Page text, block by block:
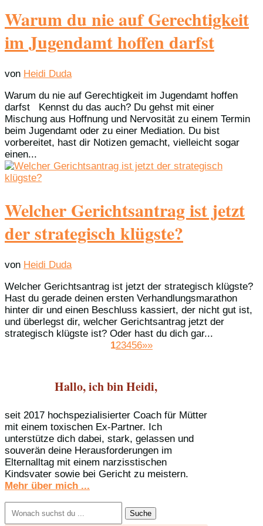
Warum du nie auf Gerechtigkeit
im Jugendamt hoffen darfst
von Heidi Duda
Warum du nie auf Gerechtigkeit im Jugendamt hoffen
darfst Kennst du das auch? Du gehst mit einer
Mischung aus Hoffnung und Nervosität zu einem Termin
beim Jugendamt oder zu einer Mediation. Du bist
vorbereitet, hast dir Notizen gemacht, vielleicht sogar
einen...
Welcher Gerichtsantrag ist jetzt
der strategisch klügste?
von Heidi Duda
Welcher Gerichtsantrag ist jetzt der strategisch klügste?
Hast du gerade deinen ersten Verhandlungsmarathon
hinter dir und einen Beschluss kassiert, der nicht gut ist,
und überlegst dir, welcher Gerichtsantrag jetzt der
strategisch klügste ist? Oder hast du dich gar...
123456»»
Hallo, ich bin Heidi,
seit 2017 hochspezialisierter Coach für Mütter
mit einem toxischen Ex-Partner. Ich
unterstütze dich dabei, stark, gelassen und
souverän deine Herausforderungen im
Elternalltag mit einem narzisstischen
Kindsvater sowie bei Gericht zu meistern.
Mehr über mich ...
nach: